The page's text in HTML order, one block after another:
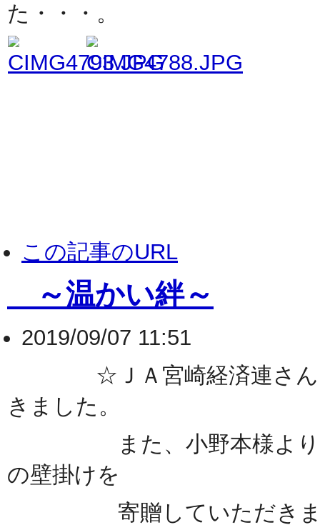
た・・・。
この記事のURL
～温かい絆～
2019/09/07 11:51
☆ＪＡ宮崎経済連さんよ
きました。
また、小野本様より「
の壁掛けを
寄贈していただきまし